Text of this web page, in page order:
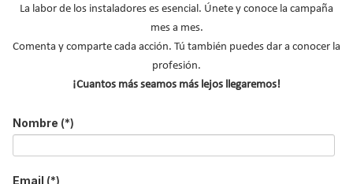
Nuestras portadas
NOTICIAS DESTACADAS
Suscríbete a
nuestros boletines
Y RECIBE EN TU EMAIL TODA LA
La labor de los instaladores es esencial. Únete y conoce la campaña
mes a mes.
Comenta y comparte cada acción. Tú también puedes dar a conocer la
profesión.
¡Cuantos más seamos más lejos llegaremos!
Nombre (*)
Email (*)